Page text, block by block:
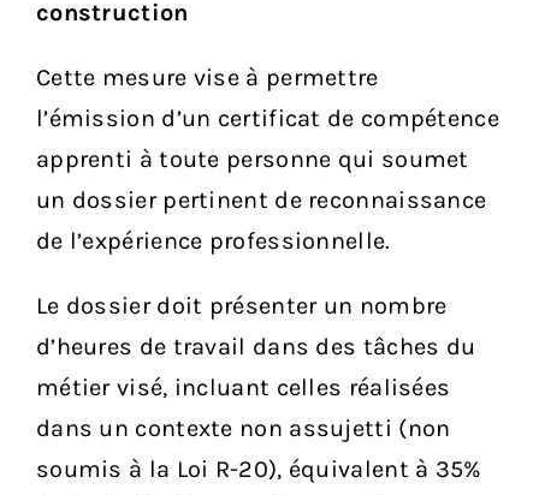
construction
Cette mesure vise à permettre
l’émission d’un certificat de compétence
apprenti à toute personne qui soumet
un dossier pertinent de reconnaissance
de l’expérience professionnelle.
Le dossier doit présenter un nombre
d’heures de travail dans des tâches du
métier visé, incluant celles réalisées
dans un contexte non assujetti (non
soumis à la Loi R-20), équivalent à 35%